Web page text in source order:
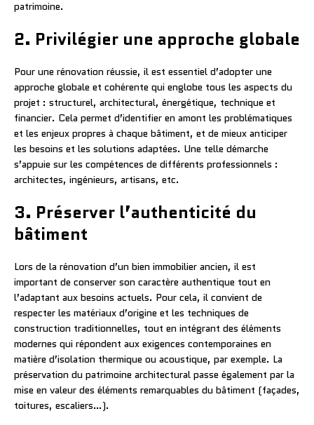
patrimoine.
2. Privilégier une approche globale
Pour une rénovation réussie, il est essentiel d’adopter une
approche globale et cohérente qui englobe tous les aspects du
projet : structurel, architectural, énergétique, technique et
financier. Cela permet d’identifier en amont les problématiques
et les enjeux propres à chaque bâtiment, et de mieux anticiper
les besoins et les solutions adaptées. Une telle démarche
s’appuie sur les compétences de différents professionnels :
architectes, ingénieurs, artisans, etc.
3. Préserver l’authenticité du
bâtiment
Lors de la rénovation d’un bien immobilier ancien, il est
important de conserver son caractère authentique tout en
l’adaptant aux besoins actuels. Pour cela, il convient de
respecter les matériaux d’origine et les techniques de
construction traditionnelles, tout en intégrant des éléments
modernes qui répondent aux exigences contemporaines en
matière d’isolation thermique ou acoustique, par exemple. La
préservation du patrimoine architectural passe également par la
mise en valeur des éléments remarquables du bâtiment (façades,
toitures, escaliers…).